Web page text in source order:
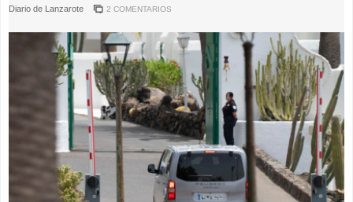
Diario de Lanzarote 2 COMENTARIOS